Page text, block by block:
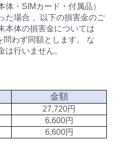
・SIMカード・付属品）
た場合 、以下の損害金のご
本体の損害金については
問わず同額とします。 な
は行いません。
金額
27,720円
6,600円
6,600円